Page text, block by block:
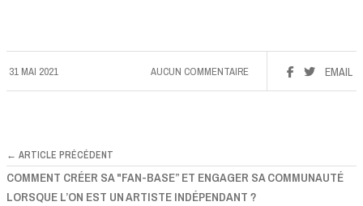
31 MAI 2021 EMAIL
AUCUN COMMENTAIRE
← ARTICLE PRÉCÉDENT
COMMENT CRÉER SA "FAN-BASE” ET ENGAGER SA COMMUNAUTÉ
LORSQUE L’ON EST UN ARTISTE INDÉPENDANT ?